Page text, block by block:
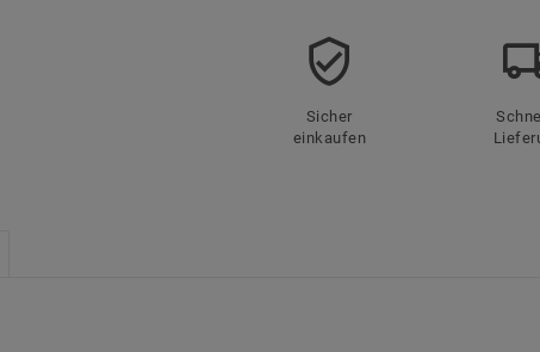
Sicher
einkaufen